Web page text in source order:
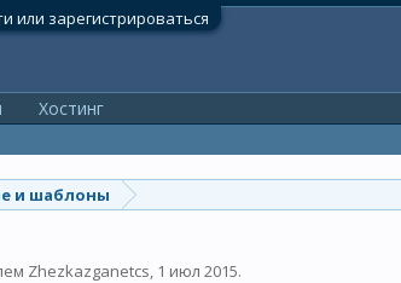
или зарегистрироваться
и шаблоны
Zhezkazganetcs, 1 июл 2015.
Хостинг